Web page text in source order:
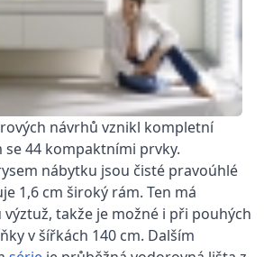
návrhů vznikl kompletní
44 kompaktními prvky.
nábytku jsou čisté pravoúhlé
1,6 cm široký rám. Ten má
takže je možné i při pouhých
v šířkách 140 cm. Dalším